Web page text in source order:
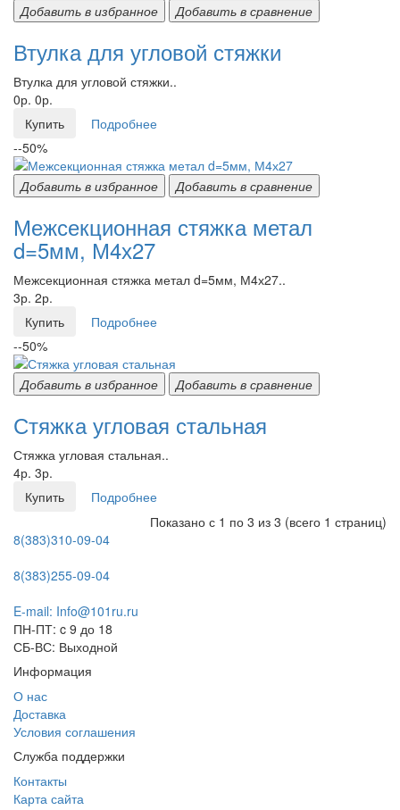
Добавить в избранное Добавить в сравнение
Втулка для угловой стяжки
Втулка для угловой стяжки..
0р. 0р.
Купить
Подробнее
--50%
Добавить в избранное Добавить в сравнение
Межсекционная стяжка метал
d=5мм, М4х27
Межсекционная стяжка метал d=5мм, М4х27..
3р. 2р.
Купить
Подробнее
--50%
Добавить в избранное Добавить в сравнение
Стяжка угловая стальная
Стяжка угловая стальная..
4р. 3р.
Купить
Подробнее
Показано с 1 по 3 из 3 (всего 1 страниц)
8(383)310-09-04
8(383)255-09-04
E-mail: Info@101ru.ru
ПН-ПТ: c 9 до 18
СБ-ВС: Выходной
Информация
О нас
Доставка
Условия соглашения
Служба поддержки
Контакты
Карта сайта